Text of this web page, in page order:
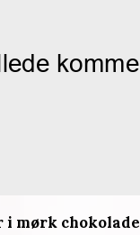
i mørk chokolade